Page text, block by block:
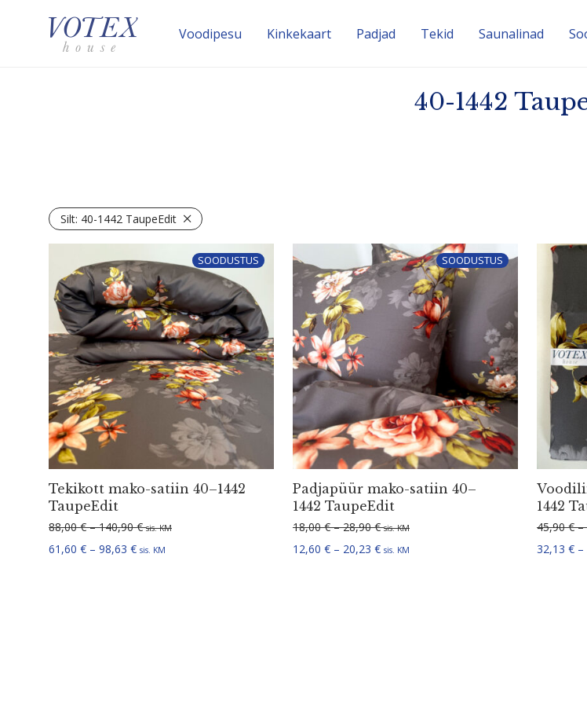
Voodipesu Kinke­kaart Padjad Tekid Sauna­linad
40-1442
Silt: 40-1442 TaupeEdit
SOODUSTUS
Tekikott mako-satiin 40–1442
TaupeEdit
88,00€ – 140,90€Hinnavahemik: 88,00 € kuni 140,90 €
sis. KM
61,60 € – 98,63 €Hinnavahemik: 61,60 € kuni 98,63 €
sis. KM
SOODUSTUS
Padjapüür mako-satiin 40–
1442 TaupeEdit
18,00€ – 28,90€Hinnavahemik: 18,00 € kuni 28,90 €
sis. KM
12,60 € – 20,23 €Hinnavahemik: 12,60 € kuni 20,23 €
sis. KM
1442
45,90€ –
32,13 € –